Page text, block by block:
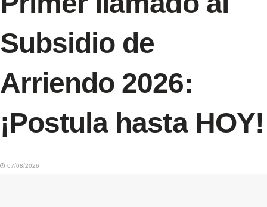
Subsidio de
Arriendo 2026:
¡Postula hasta HOY!
07/08/2026